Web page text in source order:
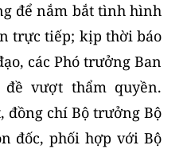
để nắm bắt tình hình
trực tiếp; kịp thời báo
các Phó trưởng Ban
vượt thẩm quyền.
đồng chí Bộ trưởng Bộ
đốc, phối hợp với Bộ